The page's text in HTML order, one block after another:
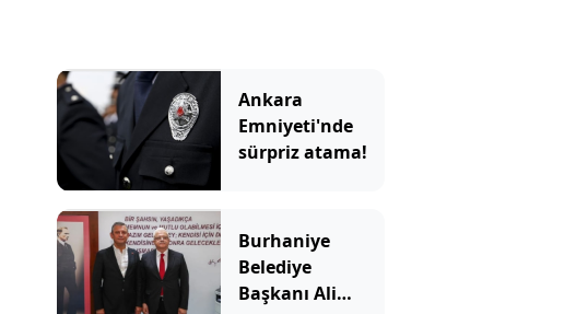
Ankara
Emniyeti'nde
sürpriz atama!
Burhaniye
Belediye
Başkanı Ali